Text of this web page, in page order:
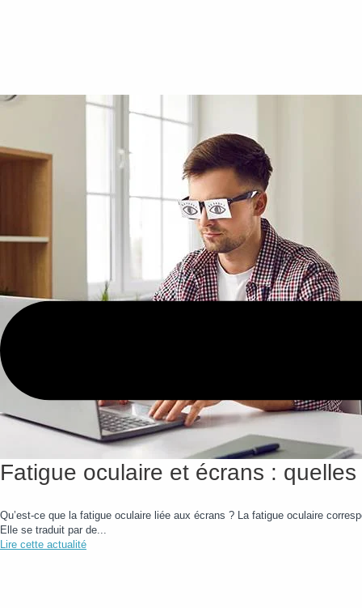
Fatigue oculaire et écrans :
Qu’est-ce que la fatigue oculaire liée aux écrans ? La fatigue oculaire
Elle se traduit par de...
Lire cette actualité